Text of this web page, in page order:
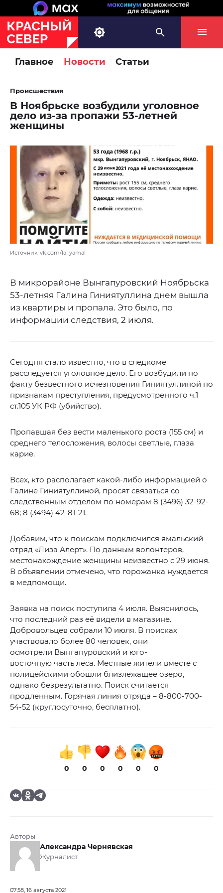
Главное Новости Статьи
Происшествия
В Ноябрьске возбудили уголовное
дело из-за пропажи 53-летней
женщины
Источник: vk.com/la_yamal
В микрорайоне Вынгапуровский Ноябрьска
53-летняя Галина Гиниятуллина днем вышла
из квартиры и пропала. Это было, по
информации следствия, 2 июля.
Сегодня стало известно, что в следкоме
расследуется уголовное дело. Его возбудили по
факту безвестного исчезновения Гиниятуллиной по
признакам преступления, предусмотренного ч.1
ст.105 УК РФ (убийство).
Пропавшая без вести маленького роста (155 см) и
среднего телосложения, волосы светлые, глаза
карие.
Всех, кто располагает какой-либо информацией о
Галине Гиниятуллиной, просят связаться со
следственным отделом по номерам 8 (3496) 32-92-
68; 8 (3494) 42-81-21.
Добавим, что к поискам подключился ямальский
отряд «Лиза Алерт». По данным волонтеров,
местонахождение женщины неизвестно с 29 июня.
В объявлении отмечено, что горожанка нуждается
в медпомощи.
Заявка на поиск поступила 4 июля. Выяснилось,
что последний раз её видели в магазине.
Добровольцев собрали 10 июля. В поисках
участвовало более 80 человек, они
осмотрели Вынгапуровский и юго-
восточную часть леса. Местные жители вместе с
полицейскими обошли близлежащее озеро,
однако безрезультатно. Поиск считается
продленным. Горячая линия отряда – 8-800-700-
54-52 (круглосуточно, бесплатно).
0 0 0 0 0 0
Авторы
Александра Чернявская
Журналист
07:58, 16 августа 2021